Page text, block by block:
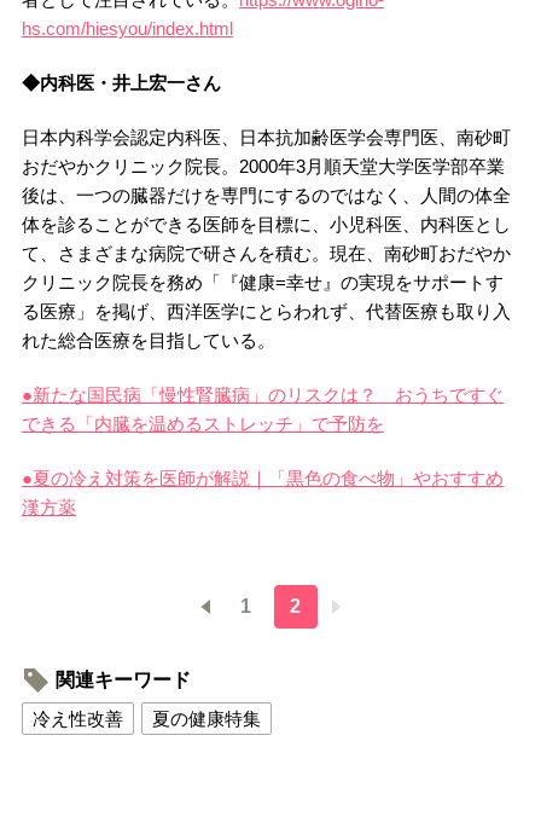
hs.com/hiesyou/index.html
◆内科医・井上宏一さん
日本内科学会認定内科医、日本抗加齢医学会専門医、南砂町
おだやかクリニック院長。2000年3月順天堂大学医学部卒業
後は、一つの臓器だけを専門にするのではなく、人間の体全
体を診ることができる医師を目標に、小児科医、内科医とし
て、さまざまな病院で研さんを積む。現在、南砂町おだやか
クリニック院長を務め「『健康=幸せ』の実現をサポートす
る医療」を掲げ、西洋医学にとらわれず、代替医療も取り入
れた総合医療を目指している。
●新たな国民病「慢性腎臓病」のリスクは？ おうちですぐ
できる「内臓を温めるストレッチ」で予防を
●夏の冷え対策を医師が解説｜「黒色の食べ物」やおすすめ
漢方薬
1 2
関連キーワード
冷え性改善
夏の健康特集